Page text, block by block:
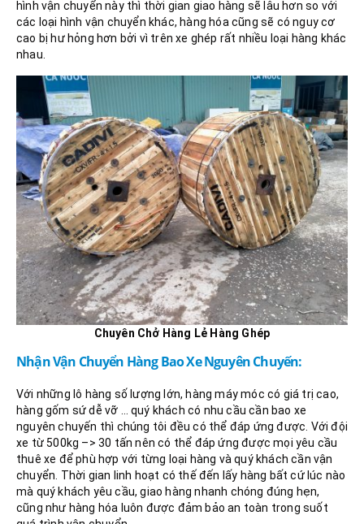
hình vận chuyển này thì thời gian giao hàng sẽ lâu hơn so với
các loại hình vận chuyển khác, hàng hóa cũng sẽ có nguy cơ
cao bị hư hỏng hơn bởi vì trên xe ghép rất nhiều loại hàng khác
nhau.
Chuyên Chở Hàng Lẻ Hàng Ghép
Nhận Vận Chuyển Hàng Bao Xe Nguyên Chuyến:
Với những lô hàng số lượng lớn, hàng máy móc có giá trị cao,
hàng gốm sứ dễ vỡ … quý khách có nhu cầu cần bao xe
nguyên chuyến thì chúng tôi đều có thể đáp ứng được. Với đội
xe từ 500kg –> 30 tấn nên có thể đáp ứng được mọi yêu cầu
thuê xe để phù hợp với từng loại hàng và quý khách cần vận
chuyển. Thời gian linh hoạt có thế đến lấy hàng bất cứ lúc nào
mà quý khách yêu cầu, giao hàng nhanh chóng đúng hẹn,
cũng như hàng hóa luôn được đảm bảo an toàn trong suốt